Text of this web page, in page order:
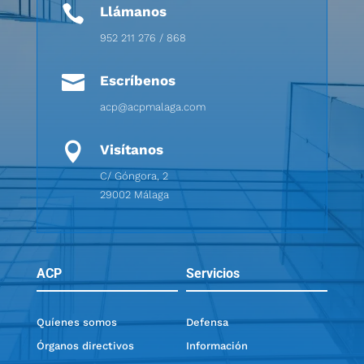
 Llámanos
952 211 276 / 868
 Escríbenos
acp@acpmalaga.com
 Visítanos
C/ Góngora, 2
29002 Málaga
ACP Servicios
Quíenes somos
Órganos directivos
Defensa
Información